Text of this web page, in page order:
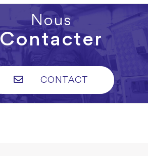
Nous
Contacter
CONTACT